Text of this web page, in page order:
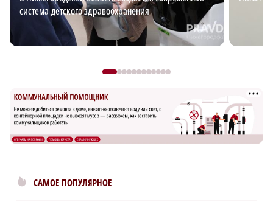
система детского здравоохранения
САМОЕ ПОПУЛЯРНОЕ